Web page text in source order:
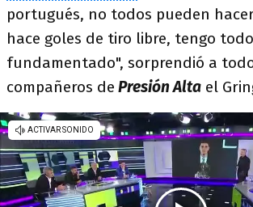
portugués, no todos pueden
hace goles de tiro libre, tengo todo
fundamentado", sorprendió a
compañeros de Presión Alta el